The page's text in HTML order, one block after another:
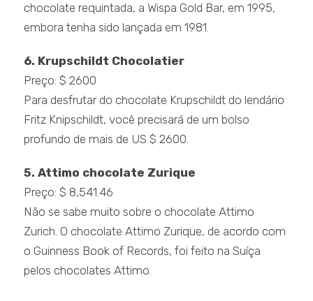
chocolate requintada, a Wispa Gold Bar, em 1995,
embora tenha sido lançada em 1981.
6. Krupschildt Chocolatier
Preço: $ 2600
Para desfrutar do chocolate Krupschildt do lendário
Fritz Knipschildt, você precisará de um bolso
profundo de mais de US $ 2600.
5. Attimo chocolate Zurique
Preço: $ 8,541.46
Não se sabe muito sobre o chocolate Attimo
Zurich. O chocolate Attimo Zurique, de acordo com
o Guinness Book of Records, foi feito na Suíça
pelos chocolates Attimo.